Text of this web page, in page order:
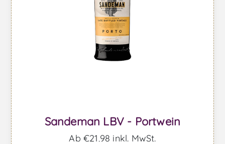
Sandeman LBV - Portwein
Ab €21,98 inkl. MwSt.